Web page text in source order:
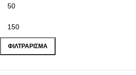
ΦΙΛΤΡΆΡΙΣΜΑ